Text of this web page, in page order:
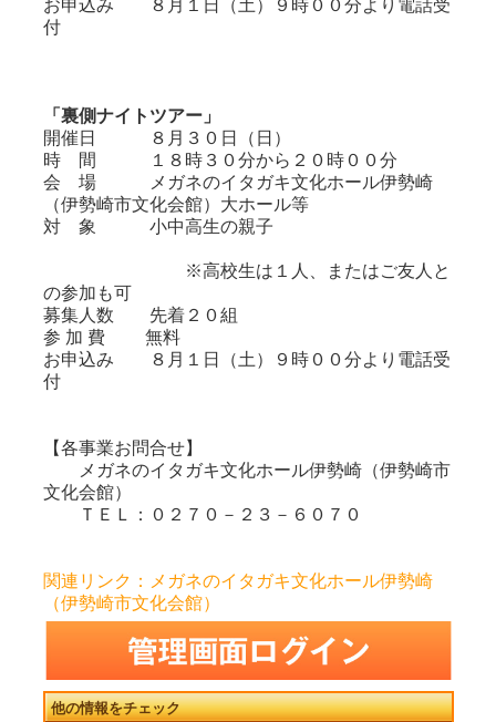
お申込み ８月１日（土）９時００分より電話受
付
「裏側ナイトツアー」
開催日 ８月３０日（日）
時 間 １８時３０分から２０時００分
会 場 メガネのイタガキ文化ホール伊勢崎
（伊勢崎市文化会館）大ホール等
対 象 小中高生の親子
※高校生は１人、またはご友人と
の参加も可
募集人数 先着２０組
参 加 費 無料
お申込み ８月１日（土）９時００分より電話受
付
【各事業お問合せ】
メガネのイタガキ文化ホール伊勢崎（伊勢崎市
文化会館）
ＴＥＬ：０２７０－２３－６０７０
関連リンク：メガネのイタガキ文化ホール伊勢崎
（伊勢崎市文化会館）
他の情報をチェック